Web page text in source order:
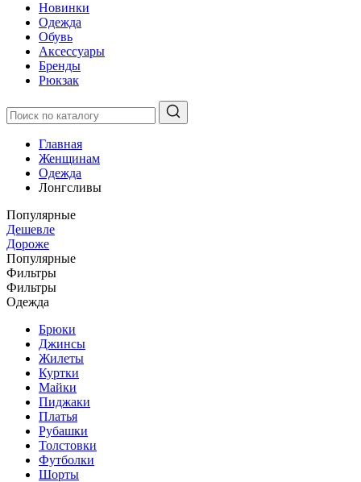
Новинки
Одежда
Обувь
Аксессуары
Бренды
Рюкзак
Главная
Женщинам
Одежда
Лонгсливы
Популярные
Дешевле
Дороже
Популярные
Фильтры
Фильтры
Одежда
Брюки
Джинсы
Жилеты
Куртки
Майки
Пиджаки
Платья
Рубашки
Толстовки
Футболки
Шорты